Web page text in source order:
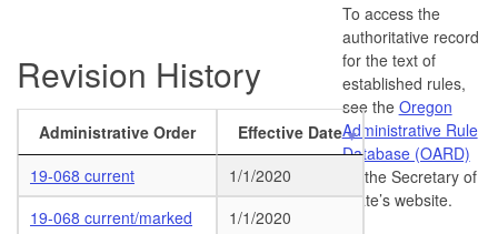
Revision History
Administrative Order
Effective Date
19-068 current
1/1/2020
19-068 current/marked
1/1/2020
To access the
authoritative record
for the text of
established rules,
see the Oregon
Administrative Rule
Database (OARD)
on the Secretary of
State’s website.